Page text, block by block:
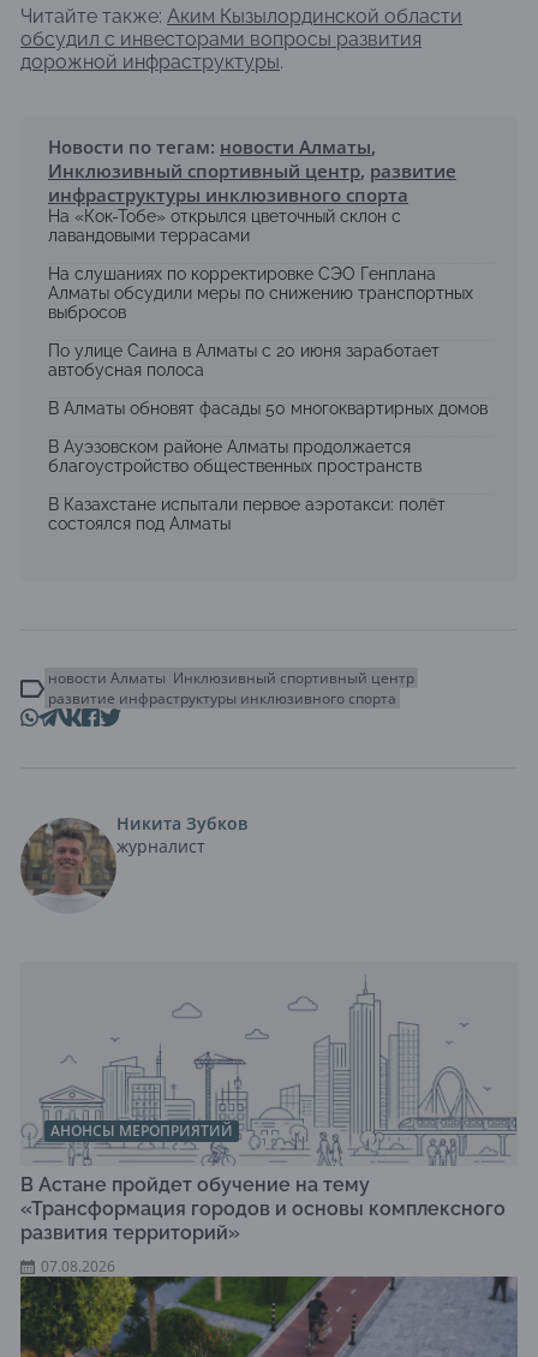
Читайте также: Аким Кызылординской области
обсудил с инвесторами вопросы развития
дорожной инфраструктуры.
Новости по тегам: новости Алматы,
Инклюзивный спортивный центр, развитие
инфраструктуры инклюзивного спорта
На «Кок-Тобе» открылся цветочный склон с
лавандовыми террасами
На слушаниях по корректировке СЭО Генплана
Алматы обсудили меры по снижению транспортных
выбросов
По улице Саина в Алматы с 20 июня заработает
автобусная полоса
В Алматы обновят фасады 50 многоквартирных домов
В Ауэзовском районе Алматы продолжается
благоустройство общественных пространств
В Казахстане испытали первое аэротакси: полёт
состоялся под Алматы
новости Алматы Инклюзивный спортивный центр
развитие инфраструктуры инклюзивного спорта
Никита Зубков
журналист
АНОНСЫ МЕРОПРИЯТИЙ
В Астане пройдет обучение на тему
«Трансформация городов и основы комплексного
развития территорий»
07.08.2026